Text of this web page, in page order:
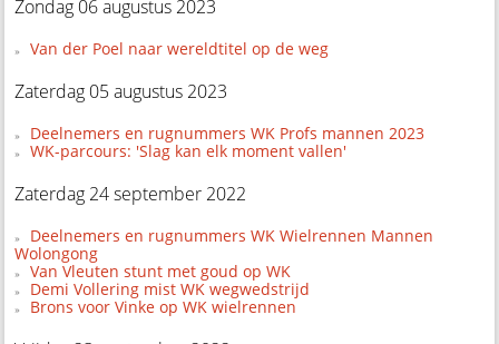
Zondag 06 augustus 2023
Van der Poel naar wereldtitel op de weg
Zaterdag 05 augustus 2023
Deelnemers en rugnummers WK Profs mannen 2023
WK-parcours: 'Slag kan elk moment vallen'
Zaterdag 24 september 2022
Deelnemers en rugnummers WK Wielrennen Mannen
Wolongong
Van Vleuten stunt met goud op WK
Demi Vollering mist WK wegwedstrijd
Brons voor Vinke op WK wielrennen